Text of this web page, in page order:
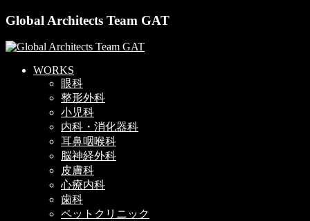
Global Architects Team GAT
WORKS
眼科
整形外科
小児科
内科・消化器科
耳鼻咽喉科
脳神経外科
皮膚科
心療内科
歯科
ペットクリニック